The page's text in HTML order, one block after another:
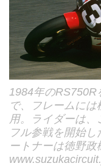
1984年の
で、フレームに
用。ライダーは
フル参戦を開始
ートナーは徳野政